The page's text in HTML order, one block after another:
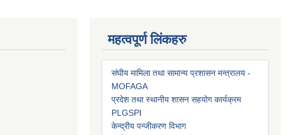
महत्वपूर्ण लिंकहरु
संघीय मामिला तथा सामान्य प्रशासन मन्त्रालय -
MOFAGA
प्रदेश तथा स्थानीय शासन सहयोग कार्यक्रम
PLGSPI
केन्द्रीय पन्जीकरण विभाग